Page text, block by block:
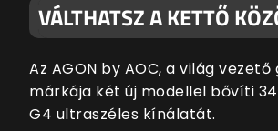
VÁLTHATSZ A KETTŐ
Az AGON by AOC, a világ
márkája két új modellel bővíti
G4 ultraszéles kínálatát.